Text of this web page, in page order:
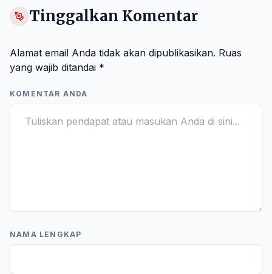
Tinggalkan Komentar
Alamat email Anda tidak akan dipublikasikan. Ruas
yang wajib ditandai *
KOMENTAR ANDA
NAMA LENGKAP